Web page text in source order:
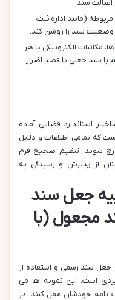
سند.
مربوطه (مانند اداره ثبت
وضعیت سند را روشن کند.
مکاتبات الکترونیکی یا هر
با سند جعلی یا قصد اضرار
استاندارد قضایی آماده
تمامی اطلاعات و دلایل
شوند. تنظیم صحیح فرم
از پذیرش و رسیدگی به
جعل سند
مجعول (با
سند رسمی و استفاده از
است. این نمونه ها می
نامه خودشان عمل کنند. در